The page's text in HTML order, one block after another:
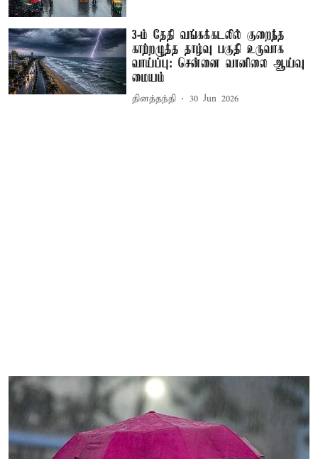
3-ம் தேதி வங்கக்கடலில் குறைந்த
காற்றழுத்த தாழ்வு பகுதி உருவாக
வாய்ப்பு: சென்னை வானிலை ஆய்வு
மையம்
தினத்தந்தி 30 Jun 2026